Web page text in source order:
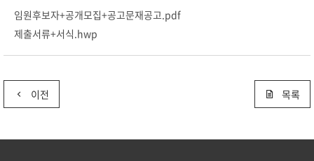
임원후보자+공개모집+공고문재공고.pdf
제출서류+서식.hwp
이전 목록